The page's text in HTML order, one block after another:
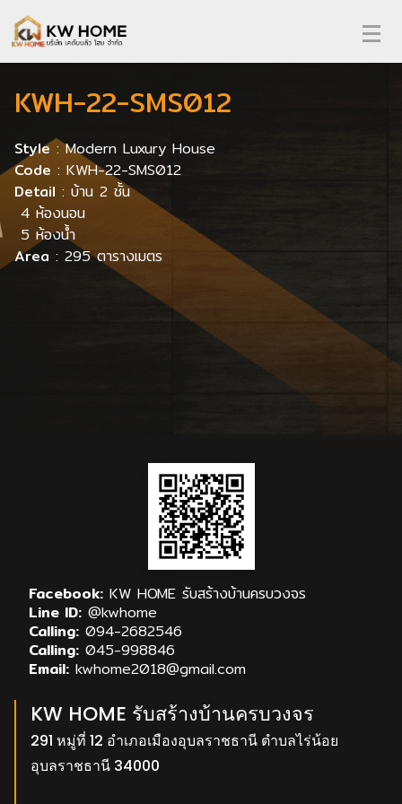
KWH-22-SMS012
Style: Modern Luxury House
Code : KWH-22-SMS012
Detail : บ้าน 2 ชั้น
4 ห้องนอน
5 ห้องน้ำ
Area : 295 ตารางเมตร
Facebook: KW HOME รับสร้างบ้านครบวงจร
Line ID: @kwhome
Calling: 094-2682546
Calling: 045-998846
Email: kwhome2018@gmail.com
KW HOME รับสร้างบ้านครบวงจร
291 หมู่ที่ 12 อำเภอเมืองอุบลราชธานี ตำบลไร่น้อย
อุบลราชธานี 34000